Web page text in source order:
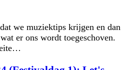
we muziektips krijgen en dan
er ons wordt toegeschoven.